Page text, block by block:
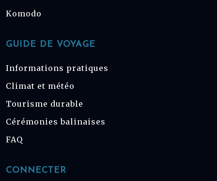
Komodo
GUIDE DE VOYAGE
Informations pratiques
Climat et météo
Tourisme durable
Cérémonies balinaises
FAQ
CONNECTER